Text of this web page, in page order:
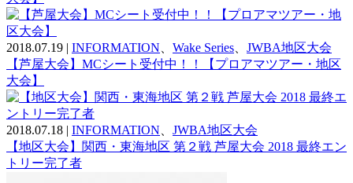
2018.07.19 | INFORMATION Wake Series
JWBA地区大会
【芦屋大会】MCシート受付中！！【プロアマツアー・地区
大会】
2018.07.18 | INFORMATION
JWBA地区大会
【地区大会】関西・東海地区 第２戦 芦屋大会 2018 最終エン
トリー完了者